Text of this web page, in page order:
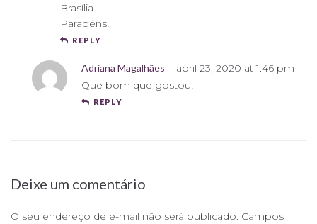
Brasília.
Parabéns!
REPLY
Adriana Magalhães
abril 23, 2020 at 1:46 pm
Que bom que gostou!
REPLY
Deixe um comentário
O seu endereço de e-mail não será publicado. Campos